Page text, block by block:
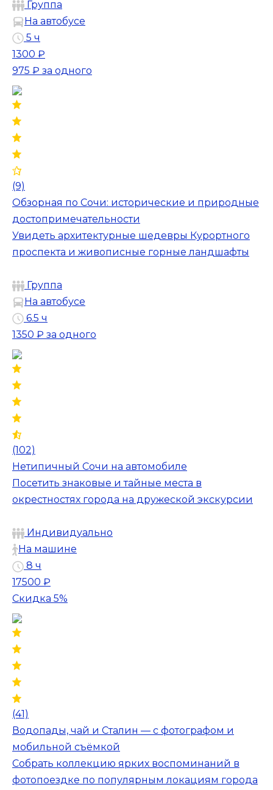
Группа
На автобусе
5 ч
1300 ₽
975 ₽ за одного
(9)
Обзорная по Сочи: исторические и природные
достопримечательности
Увидеть архитектурные шедевры Курортного
проспекта и живописные горные ландшафты
Группа
На автобусе
6.5 ч
1350 ₽ за одного
(102)
Нетипичный Сочи на автомобиле
Посетить знаковые и тайные места в
окрестностях города на дружеской экскурсии
Индивидуально
На машине
8 ч
17500 ₽
Скидка 5%
(41)
Водопады, чай и Сталин — с фотографом и
мобильной съёмкой
Собрать коллекцию ярких воспоминаний в
фотопоездке по популярным локациям города